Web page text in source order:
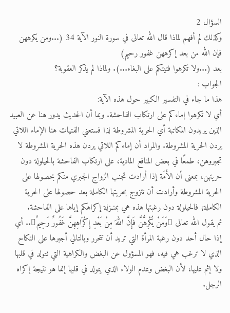
السؤال 2
وكذلك لم أفهم لماذا قال الله تعالى في سورة النور الآية 34 (...ومن يكرههن
فإن الله من بعد إكرههن غفور رحيم)
بعد (...ولا تكرهوا فتيتكم على البغاء...). ولماذا لم يذكر العقوبة؟
الجواب :
هذا ما جاء في التفسير الكبير حول هذه الآية:
أي لا تكرهوا إماءكم على ارتكاب الفاحشة. وبما أن الحديث يدور هنا عن العبيد
الذين يريدون المكاتبة أي الحرية المشروطة لذا فستعني الفتيات هنا الإماء اللاتي
يردن الحرية المشروطة. والمراد أن إماءكم اللاتي يردن هذه الحرية المشروطة لا
تجبروهن، طمعًا في بعض المنافع المادية، على ارتكاب الفاحشة بالحيلولة دون
حريتهن، بمعنى أن الأَمَة إذا أرادت تجنب الزواج الجبري منكم بحصولها على
الحرية المشروطة وأرادت أن تتزوج بحريتها الكاملة بعد حصولها على الحرية
الكاملة؛ فالحيلولة دون رغبتها هذه هي بمنـزلة إكراهكم إياها على الفاحشة.
ثم يقول الله تعالى وَمَنْ يُكْرِهُّنَّ فَإِنَّ اللهَ مِنْ بَعْدِ إِكْرَاهِهِنَّ غَفُورٌ رَحِيمٌ.. أي
إذا حال أحد دون رغبة المرأة التي تريد أن تتحرر وبالتالي أجبرها على النكاح
الذي لا ترغب هي فيه، فهو المسؤول عن البغض والكراهية التي تتولد في قلبها
ولا إثم عليها، لأن البغض وعدم الولاء الذي يتولد في قلبها إنما هو نتيجة إكراه
الرجل.